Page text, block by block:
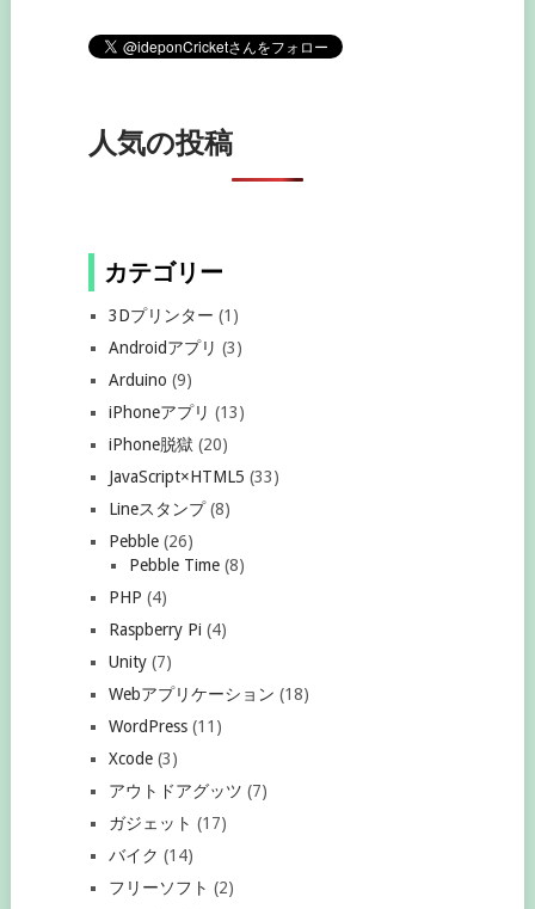
人気の投稿
カテゴリー
3Dプリンター (1)
Androidアプリ (3)
Arduino (9)
iPhoneアプリ (13)
iPhone脱獄 (20)
JavaScript×HTML5 (33)
Lineスタンプ(8)
Pebble(26)
Pebble Time(8)
PHP (4)
Raspberry Pi (4)
Unity(7)
Webアプリケーション (18)
WordPress(11)
Xcode(3)
アウトドアグッツ (7)
ガジェット (17)
バイク (14)
フリーソフト (2)